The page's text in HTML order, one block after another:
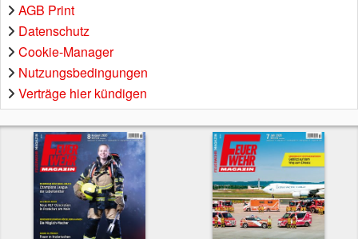
AGB Print
Datenschutz
Cookie-Manager
Nutzungsbedingungen
Verträge hier kündigen